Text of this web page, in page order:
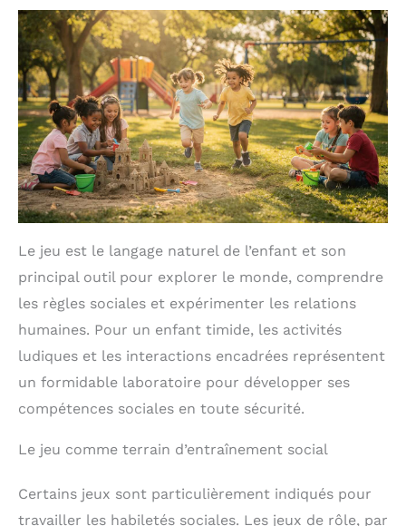
Le jeu est le langage naturel de l’enfant et son
principal outil pour explorer le monde, comprendre
les règles sociales et expérimenter les relations
humaines. Pour un enfant timide, les activités
ludiques et les interactions encadrées représentent
un formidable laboratoire pour développer ses
compétences sociales en toute sécurité.
Le jeu comme terrain d’entraînement social
Certains jeux sont particulièrement indiqués pour
travailler les habiletés sociales. Les jeux de rôle, par